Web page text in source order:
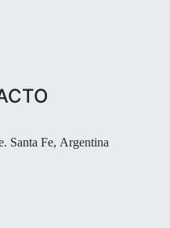
Santa Fe, Argentina